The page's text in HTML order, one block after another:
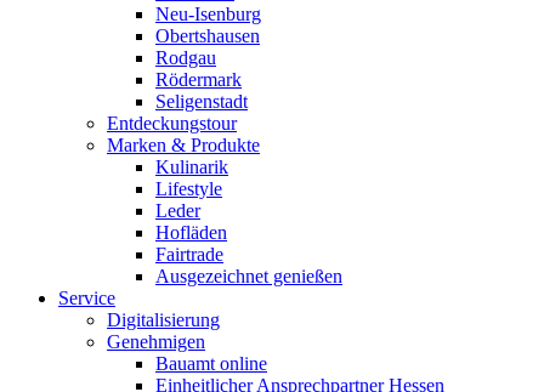
Neu-Isenburg
Obertshausen
Rodgau
Rödermark
Seligenstadt
Entdeckungstour
Marken & Produkte
Kulinarik
Lifestyle
Leder
Hofläden
Fairtrade
Ausgezeichnet genießen
Service
Digitalisierung
Genehmigen
Bauamt online
Einheitlicher Ansprechpartner Hessen